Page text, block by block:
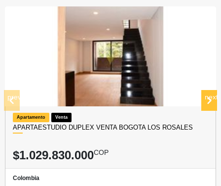
Apartamento Venta
APARTAESTUDIO DUPLEX VENTA BOGOTA LOS ROSALES
$1.029.830.000COP
Colombia
prev next